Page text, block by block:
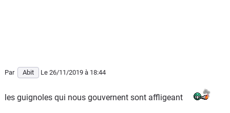
Par Abit Le 26/11/2019 à 18:44
les guignoles qui nous gouvernent sont affligeant